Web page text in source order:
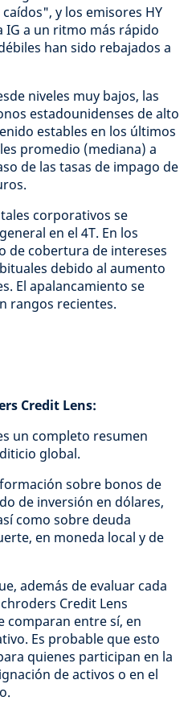
y los emisores HY
IG a un ritmo más rápido
han sido rebajados a
niveles muy bajos, las
estadounidenses de alto
estables en los últimos
promedio (mediana) a
de las tasas de impago de
corporativos se
en el 4T. En los
de cobertura de intereses
debido al aumento
El apalancamiento se
rangos recientes.
Credit Lens:
un completo resumen
global.
sobre bonos de
de inversión en dólares,
como sobre deuda
en moneda local y de
además de evaluar cada
Credit Lens
comparan entre sí, en
Es probable que esto
quienes participan en la
de activos o en el